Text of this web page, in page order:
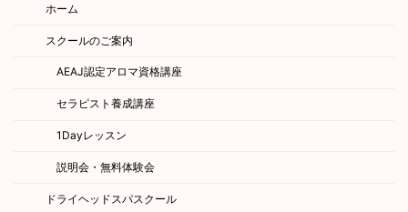
ホーム
スクールのご案内
AEAJ認定アロマ資格講座
セラピスト養成講座
1Dayレッスン
説明会・無料体験会
ドライヘッドスパスクール